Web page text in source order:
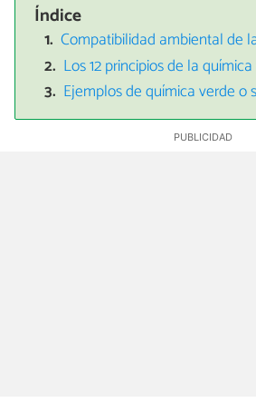
Índice
Compatibilidad ambiental de
Los 12 principios de la
Ejemplos de química verde o